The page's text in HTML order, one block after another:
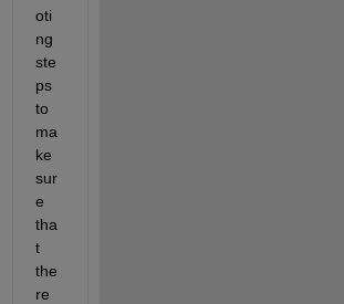
oti
ng
ste
ps
to
ma
ke
sur
e
tha
t
the
re